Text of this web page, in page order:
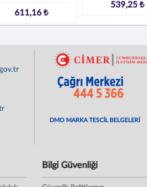
611,16 ₺
539,25 ₺
DMO MARKA TESCİL BELGELERİ
Bilgi Güvenliği